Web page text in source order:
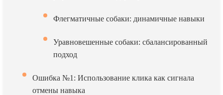
Флегматичные собаки: динамичные навыки
Уравновешенные собаки: сбалансированный
подход
Ошибка №1: Использование клика как сигнала
отмены навыка